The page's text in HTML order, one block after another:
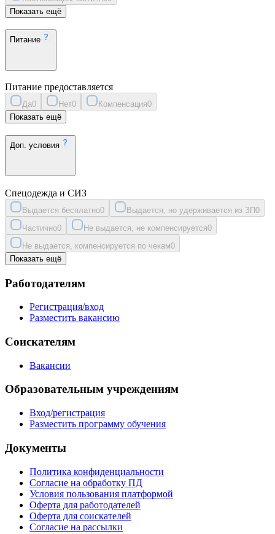
Показать ещё
Питание
Питание предоставляется
Да0 Нет0 Компенсация0
Показать ещё
Доп. условия
Спецодежда и СИЗ
Выдается бесплатно0 Выдается, но удерживается из ЗП0
Частично0 Не выдается, не компенсируется0
Не выдается, компенсируется по чекам0
Показать ещё
Работодателям
Регистрация/вход
Разместить вакансию
Соискателям
Вакансии
Образовательным учреждениям
Вход/регистрация
Разместить программу обучения
Документы
Политика конфиденциальности
Согласие на обработку ПД
Условия пользования платформой
Оферта для работодателей
Оферта для соискателей
Согласие на рассылки